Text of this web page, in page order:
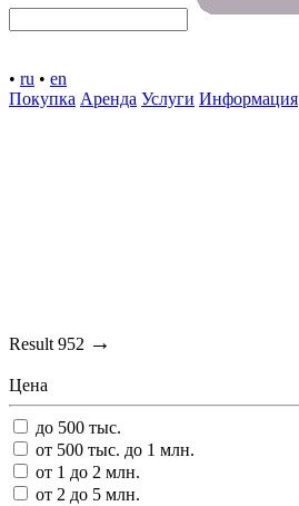
• ru • en
Покупка Аренда Услуги Информация
Result 952 →
Цена
до 500 тыс.
от 500 тыс. до 1 млн.
от 1 до 2 млн.
от 2 до 5 млн.